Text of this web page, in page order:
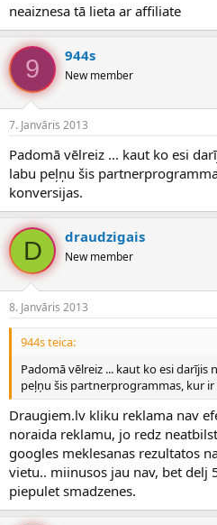
neaiznesa tā lieta ar affiliate
9 944s
New member
7. Janvāris 2013
Padomā vēlreiz ... kaut ko esi
labu peļņu šis
konversijas.
D draudzigais
New member
8. Janvāris 2013
944s teica:
Padomā vēlreiz ... kaut ko esi darījis
peļņu šis partnerprogrammas, kur
Draugiem.lv kliku reklama nav
noraida reklamu, jo redz
googles meklesanas rezultatos
vietu.. miinusos jau nav, bet delj
piepulet smadzenes.